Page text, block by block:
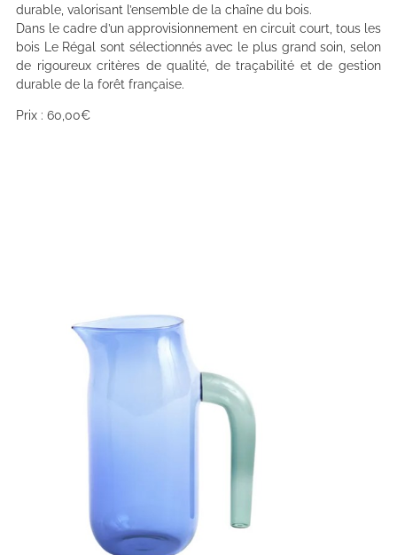
durable, valorisant l’ensemble de la chaîne du bois.
Dans le cadre d’un approvisionnement en circuit court, tous les
bois Le Régal sont sélectionnés avec le plus grand soin, selon
de rigoureux critères de qualité, de traçabilité et de gestion
durable de la forêt française.
Prix : 60,00€